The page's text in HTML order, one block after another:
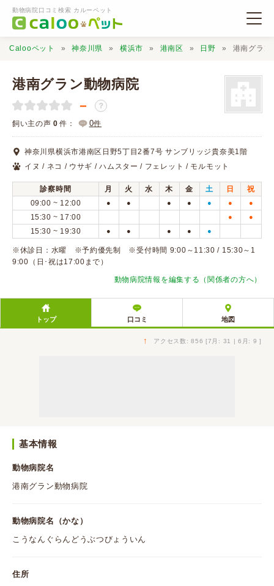
動物病院口コミ検索 カルーペット
動物病院検索
口コミ検索
Calooペットとは？
口コミ投稿
Calooペット 神奈川県 横浜市 港南区 日野 港南グラン
港南グラン動物病院
－ ？
飼い主の声 0 件： 0件
神奈川県横浜市港南区日野5丁目2番7号 サンブリッジ貴奈美1階
イヌ / ネコ / ウサギ / ハムスター / フェレット / モルモット
診察時間 月 火 水 木 金 土 日
祝
09:00 ~ 12:00
● ● ● ● ● ● ●
15:30 ~ 17:00 ● ●
15:30 ~ 19:30 ● ● ● ● ●
※休診日：水曜 ※予約優先制 ※受付時間 9:00～11:30 / 15:30～1
9:00（日･祝は17:00まで）
動物病院情報を編集する（関係者の方へ）
トップ 口コミ 地図
↑ アクセス数: 856 [7月: 31 | 6月: 9 ]
基本情報
動物病院名
港南グラン動物病院
動物病院名（かな）
こうなんぐらんどうぶつびょういん
住所